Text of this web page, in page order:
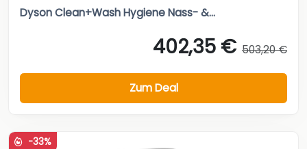
Dyson Clean+Wash Hygiene Nass- &...
402,35 € 503,20 €
Zum Deal
-33%